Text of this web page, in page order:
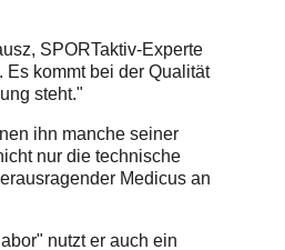
SPORT­aktiv-Experte
Es kommt bei der Qualität
steht."
ihn manche seiner
nur die technische
Medicus an
nutzt er auch ein